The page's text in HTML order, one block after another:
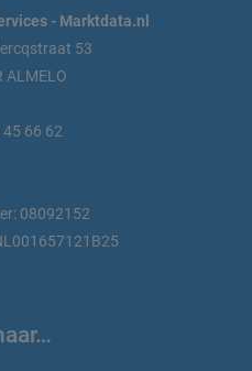
- Marktdata.nl
53
ALMELO
66 62
08092152